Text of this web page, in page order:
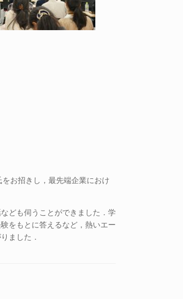
お招きし，最先端企業におけ
ども伺うことができました．学
をもとに答えるなど，熱いエー
ました．